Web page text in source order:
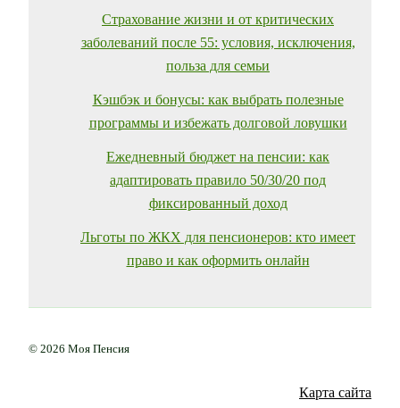
Страхование жизни и от критических
заболеваний после 55: условия, исключения,
польза для семьи
Кэшбэк и бонусы: как выбрать полезные
программы и избежать долговой ловушки
Ежедневный бюджет на пенсии: как
адаптировать правило 50/30/20 под
фиксированный доход
Льготы по ЖКХ для пенсионеров: кто имеет
право и как оформить онлайн
© 2026 Моя Пенсия
Карта сайта